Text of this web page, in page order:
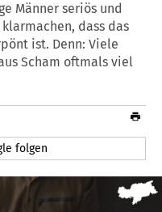
Männer seriös und
dass das
ist. Denn: Viele
Scham oftmals viel
folgen